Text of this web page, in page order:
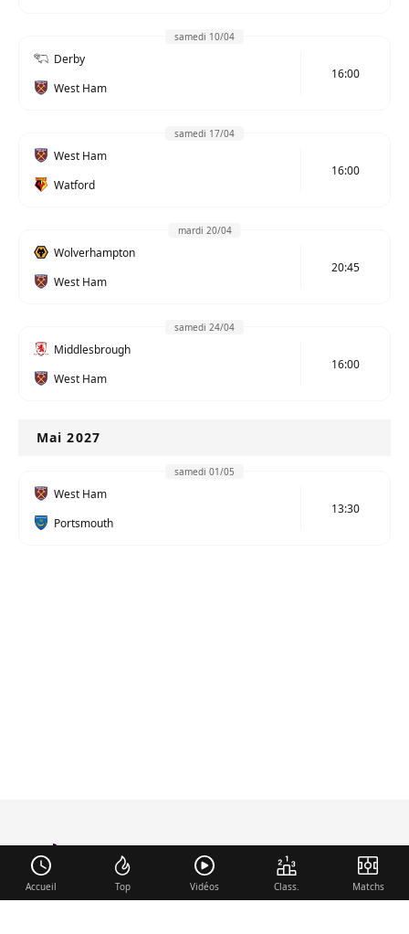
samedi 10/04
Derby
West Ham
16:00
samedi 17/04
West Ham
Watford
16:00
mardi 20/04
Wolverhampton
West Ham
20:45
samedi 24/04
Middlesbrough
West Ham
16:00
Mai 2027
samedi 01/05
West Ham
Portsmouth
13:30
foot-anglais.com
Accueil Top Vidéos Class. Matchs